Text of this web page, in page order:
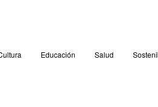
Educación Salud